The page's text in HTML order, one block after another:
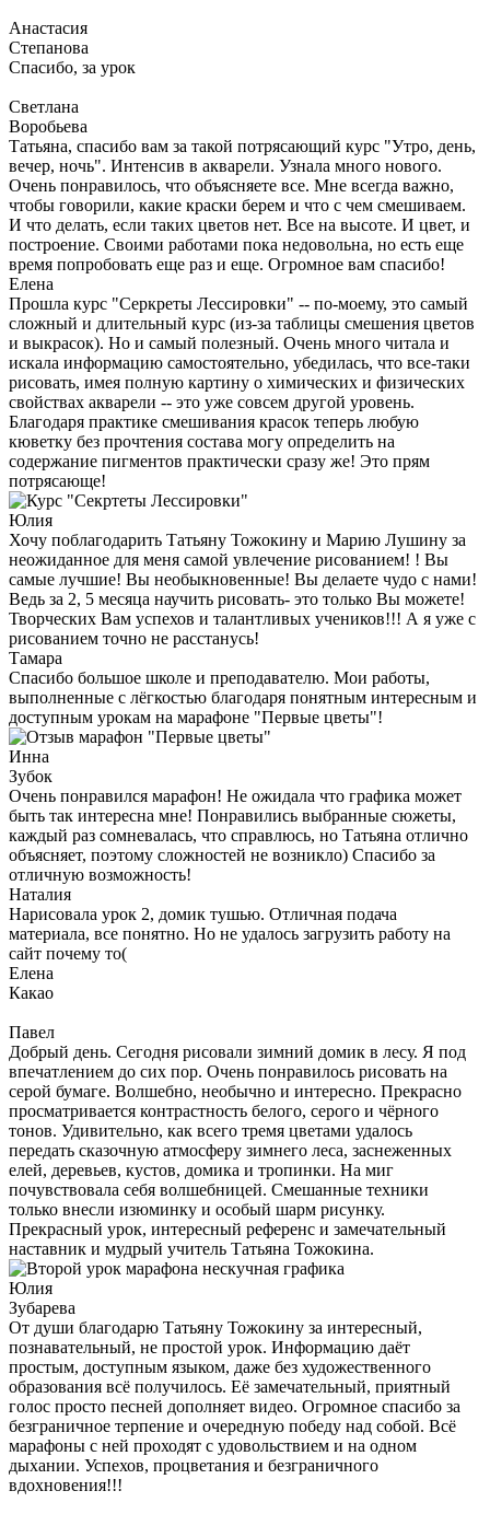
Анастасия
Степанова
Спасибо, за урок
Светлана
Воробьева
Татьяна, спасибо вам за такой потрясающий курс "Утро, день,
вечер, ночь". Интенсив в акварели. Узнала много нового.
Очень понравилось, что объясняете все. Мне всегда важно,
чтобы говорили, какие краски берем и что с чем смешиваем.
И что делать, если таких цветов нет. Все на высоте. И цвет, и
построение. Своими работами пока недовольна, но есть еще
время попробовать еще раз и еще. Огромное вам спасибо!
Елена
Прошла курс "Серкреты Лессировки" -- по-моему, это самый
сложный и длительный курс (из-за таблицы смешения цветов
и выкрасок). Но и самый полезный. Очень много читала и
искала информацию самостоятельно, убедилась, что все-таки
рисовать, имея полную картину о химических и физических
свойствах акварели -- это уже совсем другой уровень.
Благодаря практике смешивания красок теперь любую
кюветку без прочтения состава могу определить на
содержание пигментов практически сразу же! Это прям
потрясающе!
Юлия
Хочу поблагодарить Татьяну Тожокину и Марию Лушину за
неожиданное для меня самой увлечение рисованием! ! Вы
самые лучшие! Вы необыкновенные! Вы делаете чудо с нами!
Ведь за 2, 5 месяца научить рисовать- это только Вы можете!
Творческих Вам успехов и талантливых учеников!!! А я уже с
рисованием точно не расстанусь!
Тамара
Спасибо большое школе и преподавателю. Мои работы,
выполненные с лёгкостью благодаря понятным интересным и
доступным урокам на марафоне "Первые цветы"!
Инна
Зубок
Очень понравился марафон! Не ожидала что графика может
быть так интересна мне! Понравились выбранные сюжеты,
каждый раз сомневалась, что справлюсь, но Татьяна отлично
объясняет, поэтому сложностей не возникло) Спасибо за
отличную возможность!
Наталия
Нарисовала урок 2, домик тушью. Отличная подача
материала, все понятно. Но не удалось загрузить работу на
сайт почему то(
Елена
Какао
Павел
Добрый день. Сегодня рисовали зимний домик в лесу. Я под
впечатлением до сих пор. Очень понравилось рисовать на
серой бумаге. Волшебно, необычно и интересно. Прекрасно
просматривается контрастность белого, серого и чёрного
тонов. Удивительно, как всего тремя цветами удалось
передать сказочную атмосферу зимнего леса, заснеженных
елей, деревьев, кустов, домика и тропинки. На миг
почувствовала себя волшебницей. Смешанные техники
только внесли изюминку и особый шарм рисунку.
Прекрасный урок, интересный референс и замечательный
наставник и мудрый учитель Татьяна Тожокина.
Юлия
Зубарева
От души благодарю Татьяну Тожокину за интересный,
познавательный, не простой урок. Информацию даёт
простым, доступным языком, даже без художественного
образования всё получилось. Её замечательный, приятный
голос просто песней дополняет видео. Огромное спасибо за
безграничное терпение и очередную победу над собой. Всё
марафоны с ней проходят с удовольствием и на одном
дыхании. Успехов, процветания и безграничного
вдохновения!!!